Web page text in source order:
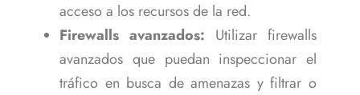
acceso a los recursos de la red.
Firewalls avanzados: Utilizar firewalls
avanzados que puedan inspeccionar el
tráfico en busca de amenazas y filtrar o